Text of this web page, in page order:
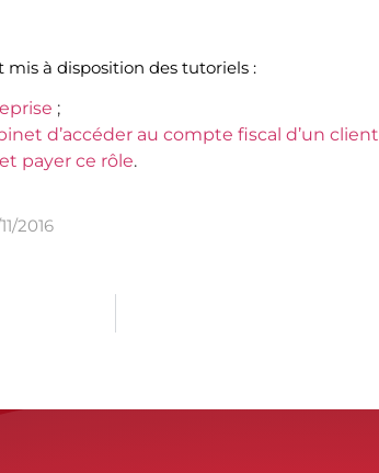
mis à disposition des tutoriels :
;
d’accéder au compte fiscal d’un client
payer ce rôle.
2016